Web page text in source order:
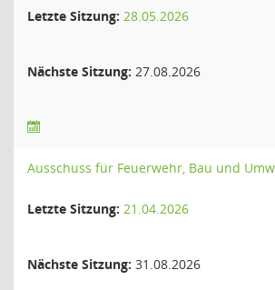
Letzte Sitzung: 28.05.2026
Nächste Sitzung: 27.08.2026
Ausschuss für Feuerwehr, Bau und
Letzte Sitzung: 21.04.2026
Nächste Sitzung: 31.08.2026